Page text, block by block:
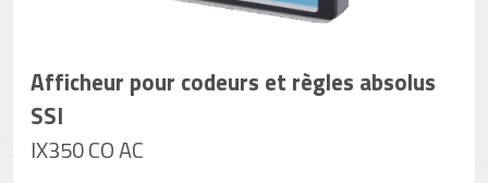
Afficheur pour codeurs et règles absolus
SSI
IX350 CO AC